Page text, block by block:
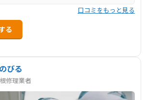
口コミをもっと見る
る
びる
修理業者